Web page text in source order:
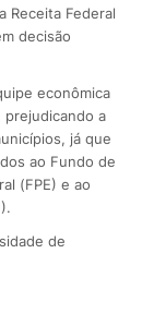
Receita Federal
decisão
econômica
a
já que
ao Fundo de
(FPE) e ao
de